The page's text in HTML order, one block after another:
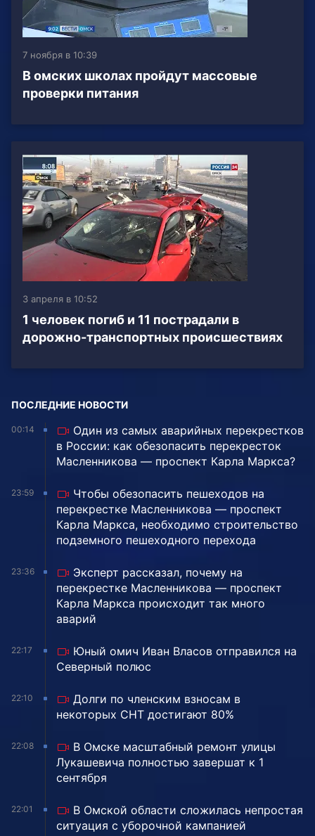
7 ноября в 10:39
В омских школах пройдут массовые
проверки питания
3 апреля в 10:52
1 человек погиб и 11 пострадали в
дорожно-транспортных происшествиях
ПОСЛЕДНИЕ НОВОСТИ
00:14
Один из самых аварийных перекрестков
в России: как обезопасить перекресток
Масленникова — проспект Карла Маркса?
23:59
Чтобы обезопасить пешеходов на
перекрестке Масленникова — проспект
Карла Маркса, необходимо строительство
подземного пешеходного перехода
23:36
Эксперт рассказал, почему на
перекрестке Масленникова — проспект
Карла Маркса происходит так много
аварий
22:17
Юный омич Иван Власов отправился на
Северный полюс
22:10
Долги по членским взносам в
некоторых СНТ достигают 80%
22:08
В Омске масштабный ремонт улицы
Лукашевича полностью завершат к 1
сентября
22:01
В Омской области сложилась непростая
ситуация с уборочной кампанией